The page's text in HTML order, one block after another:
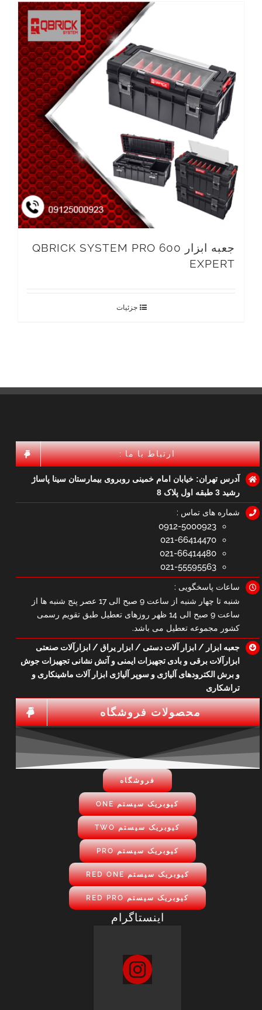
جعبه ابزار QBRICK SYSTEM PRO 600
EXPERT
جزئیات
ارتباط با ما :
آدرس تهران: خیابان امام خمینی روبروی بیمارستان سینا پاساژ
رشید 3 طبقه اول پلاک 8
شماره های تماس :
0912-5000923
021-66414470
021-66414480
021-55595563
ساعات پاسخگویی :
شنبه تا چهار شنبه از ساعت 9 صبح الی 17 عصر پنج شنبه ها از
ساعت 9 صبح الی 14 ظهر روزهای تعطیل طبق تقویم رسمی
کشور مجموعه تعطیل می باشد.
جعبه ابزار / ابزار آلات دستی / ابزار یراق / ابزارآلات صنعتی
ابزارآلات برقی و بادی تجهیزات ایمنی و آتش نشانی تجهیزات جوش
و برش الکترودهای آلیاژی و سوپر آلیاژی ابزار آلات ماشینکاری و
تراشکاری
محصولات فروشگاه
فروشگاه
کیوبریک سیستم ONE
کیوبریک سیستم TWO
کیوبریک سیستم PRO
کیوبریک سیستم RED ONE
کیوبریک سیستم RED PRO
اینستاگرام